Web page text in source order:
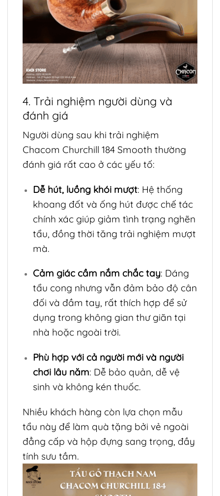
4. Trải nghiệm người dùng và
đánh giá
Người dùng sau khi trải nghiệm
Chacom Churchill 184 Smooth thường
đánh giá rất cao ở các yếu tố:
Dễ hút, luồng khói mượt: Hệ thống
khoang đốt và ống hút được chế tác
chính xác giúp giảm tình trạng nghẽn
tẩu, đồng thời tăng trải nghiệm mượt
mà.
Cảm giác cầm nắm chắc tay: Dáng
tẩu cong nhưng vẫn đảm bảo độ cân
đối và đầm tay, rất thích hợp để sử
dụng trong không gian thư giãn tại
nhà hoặc ngoài trời.
Phù hợp với cả người mới và người
chơi lâu năm: Dễ bảo quản, dễ vệ
sinh và không kén thuốc.
Nhiều khách hàng còn lựa chọn mẫu
tẩu này để làm quà tặng bởi vẻ ngoài
đẳng cấp và hộp đựng sang trọng, đầy
tính sưu tầm.